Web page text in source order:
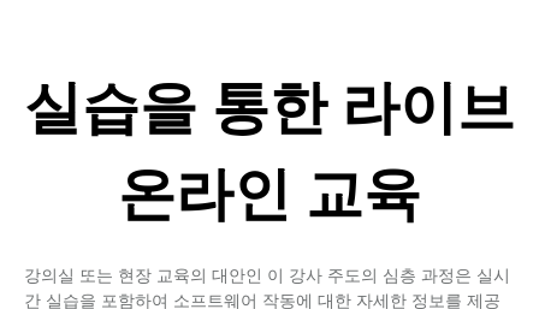
실습을 통한 라이브
온라인 교육
강의실 또는 현장 교육의 대안인 이 강사 주도의 심층 과정은 실시
간 실습을 포함하여 소프트웨어 작동에 대한 자세한 정보를 제공